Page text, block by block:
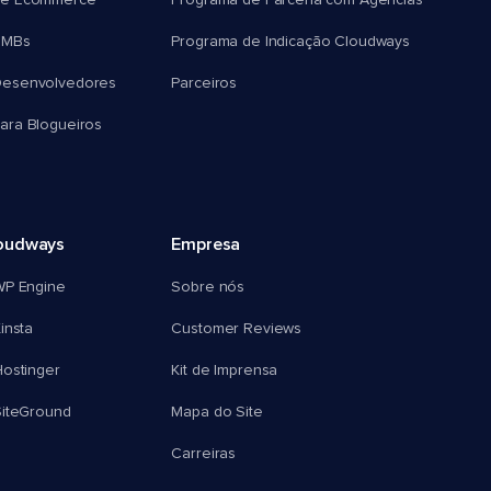
Blogueiros
Programa de Indicação Cloudways
Parceiros
Engine
Empresa
Sobre nós
Customer Reviews
Kit de Imprensa
Mapa do Site
Carreiras